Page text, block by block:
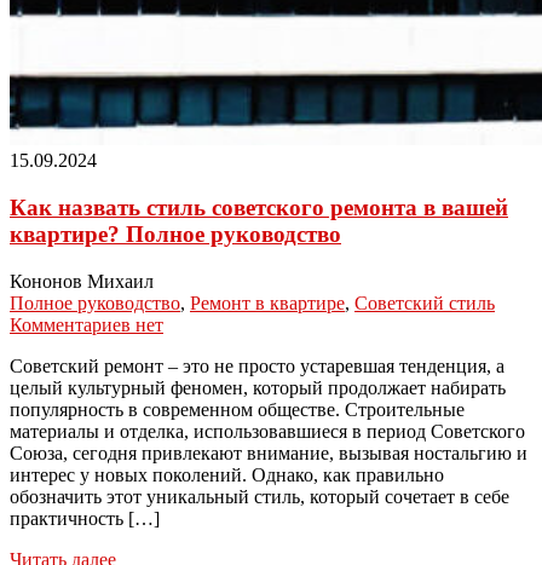
15.09.2024
Как назвать стиль советского ремонта в вашей
квартире? Полное руководство
Кононов Михаил
Полное руководство, Ремонт в квартире, Советский стиль
Комментариев нет
Советский ремонт – это не просто устаревшая тенденция, а
целый культурный феномен, который продолжает набирать
популярность в современном обществе. Строительные
материалы и отделка, использовавшиеся в период Советского
Союза, сегодня привлекают внимание, вызывая ностальгию и
интерес у новых поколений. Однако, как правильно
обозначить этот уникальный стиль, который сочетает в себе
практичность […]
Читать далее